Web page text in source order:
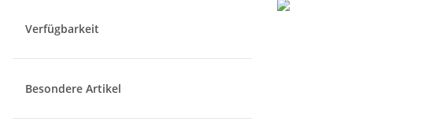
Verfügbarkeit
Besondere Artikel